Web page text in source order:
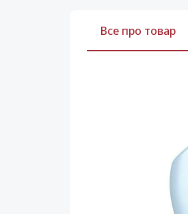
Все про товар